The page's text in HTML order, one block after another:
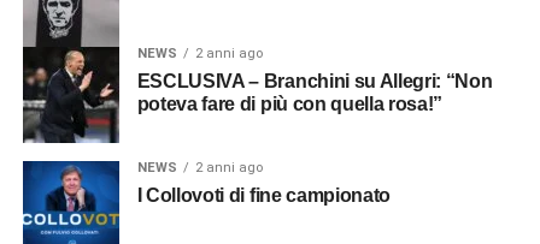
NEWS 2 anni ago
ESCLUSIVA – Branchini su Allegri: “Non
poteva fare di più con quella rosa!”
NEWS 2 anni ago
I Collovoti di fine campionato